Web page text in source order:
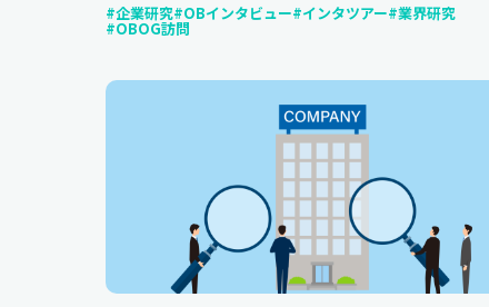
#企業研究#OBインタビュー#インタツアー#業界研究
#OBOG訪問